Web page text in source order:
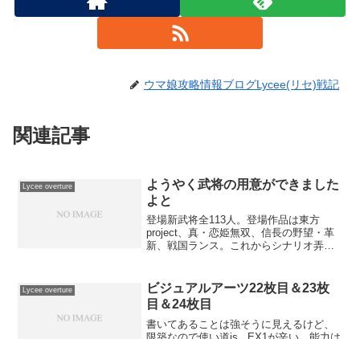
ウマ娘攻略情報ブログLycee(リセ)戦記
関連記事
Lycee overture
ようやく武将の用意ができました
よと
登場新武将全113人。登場作品は東方
project、真・恋姫無双、信長の野望・革
新、戦国ランス。これからシナリオ弄り
Lycee overture
ビジュアルアーツ22枚目＆23枚
目＆24枚目
書いてあることは強そうに見えるけど、